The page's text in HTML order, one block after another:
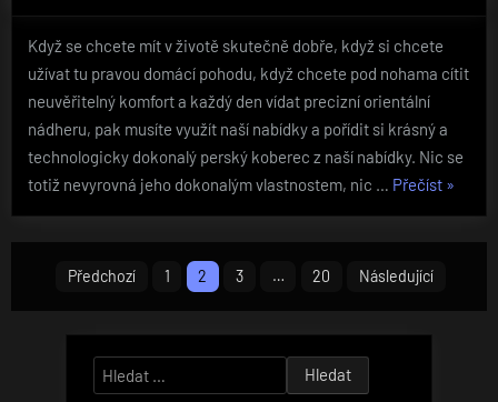
Když se chcete mít v životě skutečně dobře, když si chcete
užívat tu pravou domácí pohodu, když chcete pod nohama cítit
neuvěřitelný komfort a každý den vídat precizní orientální
nádheru, pak musíte využít naší nabídky a pořídit si krásný a
technologicky dokonalý perský koberec z naší nabídky. Nic se
totiž nevyrovná jeho dokonalým vlastnostem, nic … Přečíst„Ucítíte
»
Stránkování
Předchozí 1 2 3 … 20 Následující
Vyhledávání